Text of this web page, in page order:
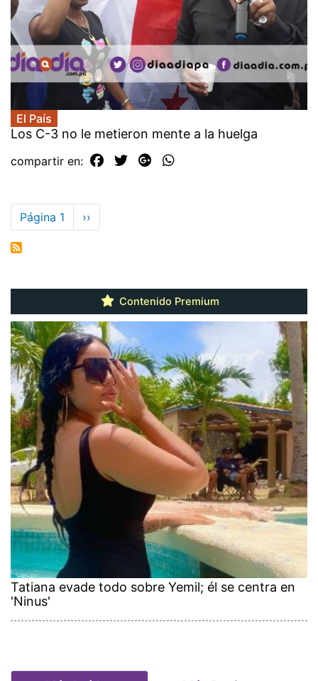
El País
Los C-3 no le metieron mente a la huelga
compartir en:
Paginación
Página 1
Siguiente
página
››
Contenido Premium
Tatiana evade todo sobre Yemil; él se centra en
'Ninus'